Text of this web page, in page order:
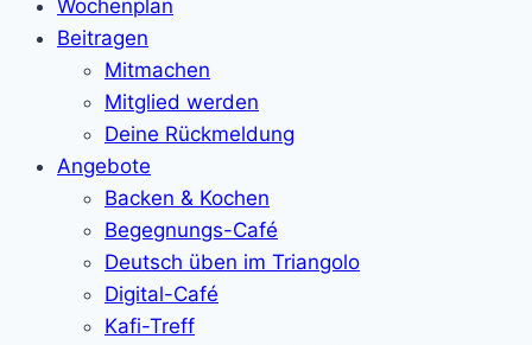
Wochenplan
Beitragen
Mitmachen
Mitglied werden
Deine Rückmeldung
Angebote
Backen & Kochen
Begegnungs-Café
Deutsch üben im Triangolo
Digital-Café
Kafi-Treff